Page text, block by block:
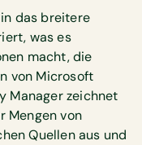
das breitere
was es
macht, die
von Microsoft
Manager zeichnet
Mengen von
Quellen aus und